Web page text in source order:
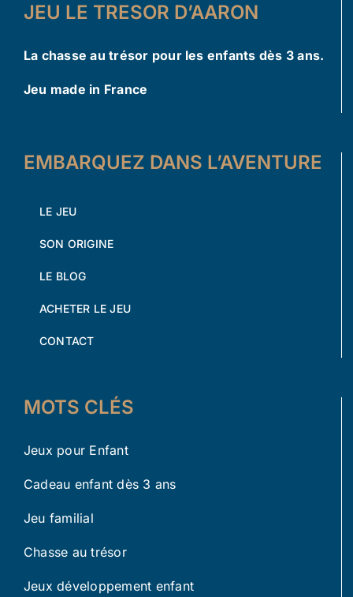
JEU LE TRESOR D’AARON
La chasse au trésor pour les enfants dès 3 ans.
Jeu made in France
EMBARQUEZ DANS L’AVENTURE
LE JEU
SON ORIGINE
LE BLOG
ACHETER LE JEU
CONTACT
MOTS CLÉS
Jeux pour Enfant
Cadeau enfant dès 3 ans
Jeu familial
Chasse au trésor
Jeux développement enfant